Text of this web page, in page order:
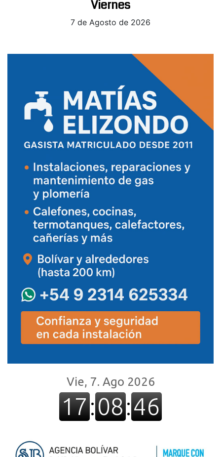
Viernes
7 de Agosto de 2026